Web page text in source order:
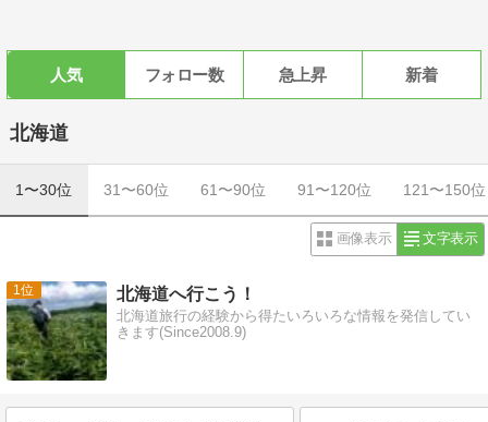
人気 フォロー数 急上昇 新着
北海道
1〜30位 31〜60位 61〜90位 91〜120位 121〜150位
画像表示 文字表示
1 北海道へ行こう！
北海道旅行の経験から得たいろいろな情報を発信してい
きます(Since2008.9)